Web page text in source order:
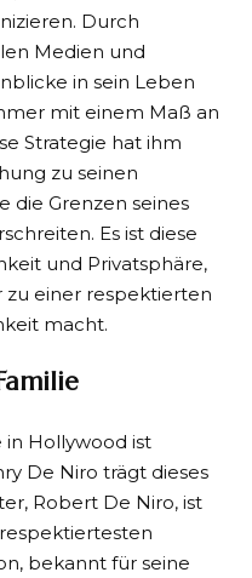
Durch
Medien und
in sein Leben
mit einem Maß an
Strategie hat ihm
zu seinen
die Grenzen seines
Es ist diese
und Privatsphäre,
zu einer respektierten
macht.
in Hollywood ist
De Niro trägt dieses
Robert De Niro, ist
bekannt für seine